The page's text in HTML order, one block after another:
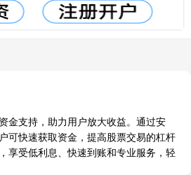
金支持，助力用户放大收益。通过安
可快速获取资金，提高股票交易的杠杆
享受低利息、快速到账和专业服务，轻